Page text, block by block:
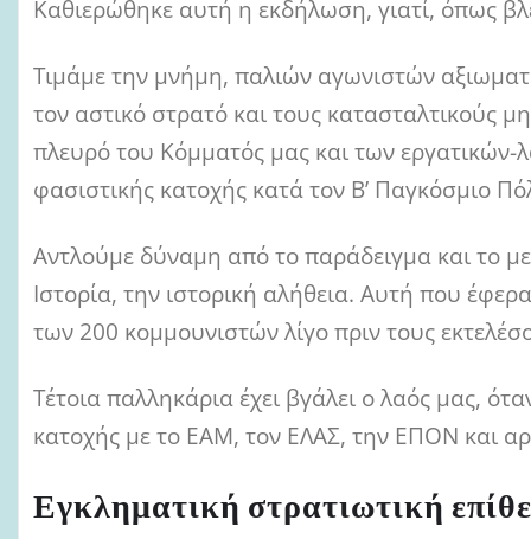
Καθιερώθηκε αυτή η εκδήλωση, γιατί, όπως
Τιμάμε την μνήμη, παλιών αγωνιστών
τον αστικό στρατό και τους κατασταλτικούς
πλευρό του Κόμματός μας και των εργατικών-
φασιστικής κατοχής κατά τον Β’ Παγκόσμιο
Αντλούμε δύναμη από το παράδειγμα και το
Ιστορία, την ιστορική αλήθεια. Αυτή που
των 200 κομμουνιστών λίγο πριν τους
Τέτοια παλληκάρια έχει βγάλει ο λαός μας,
κατοχής με το ΕΑΜ, τον ΕΛΑΣ, την ΕΠΟΝ και
Εγκληματική στρατιωτική